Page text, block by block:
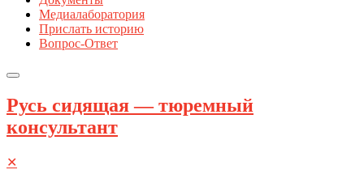
Медиалаборатория
Прислать историю
Вопрос-Ответ
Русь сидящая — тюремный
консультант
✕